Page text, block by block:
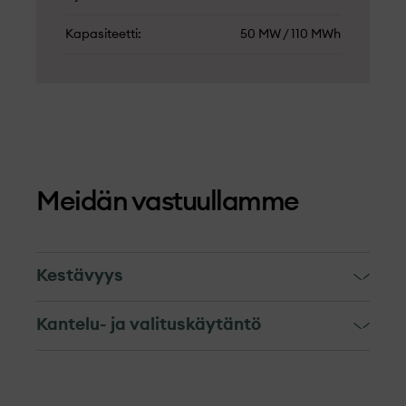
Kapasiteetti 50 MW / 110 MWh
Meidän vastuullamme
Kestävyys
Me ja alihankkijamme olemme vieraana
hankealueella. Meille on tärkeää tehdä
Kantelu- ja valituskäytäntö